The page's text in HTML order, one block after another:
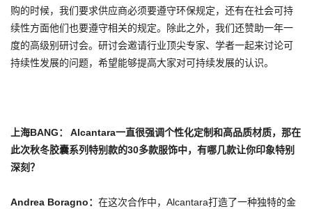
购的时候，我们要求供应商必须要遵守环保规定，还有在社会可持
续性方面他们也要遵守相关的规定。除此之外，我们还赞助一年一
度的高级别研讨会。研讨会邀请行业顶尖专家、学者一起来讨论可
持续性发展的问题，希望能够提高大家对可持续发展的认识。
上海BANG： Alcantara一直很强调个性化定制和高品质材质，那在
此次秋冬胶囊系列特别款的30多款服饰中，有哪几款让你印象特别
深刻？
Andrea Boragno： 在这次合作中，Alcantara打造了一种独特的金